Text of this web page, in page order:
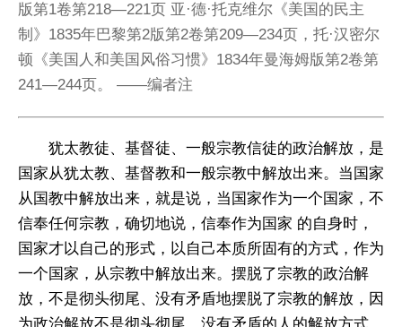
版第1卷第218—221页 亚·德·托克维尔《美国的民主
制》1835年巴黎第2版第2卷第209—234页，托·汉密尔
顿《美国人和美国风俗习惯》1834年曼海姆版第2卷第
241—244页。 ——编者注
犹太教徒、基督徒、一般宗教信徒的政治解放，是
国家从犹太教、基督教和一般宗教中解放出来。当国家
从国教中解放出来，就是说，当国家作为一个国家，不
信奉任何宗教，确切地说，信奉作为国家 的自身时，
国家才以自己的形式，以自己本质所固有的方式，作为
一个国家，从宗教中解放出来。摆脱了宗教的政治解
放，不是彻头彻尾、没有矛盾地摆脱了宗教的解放，因